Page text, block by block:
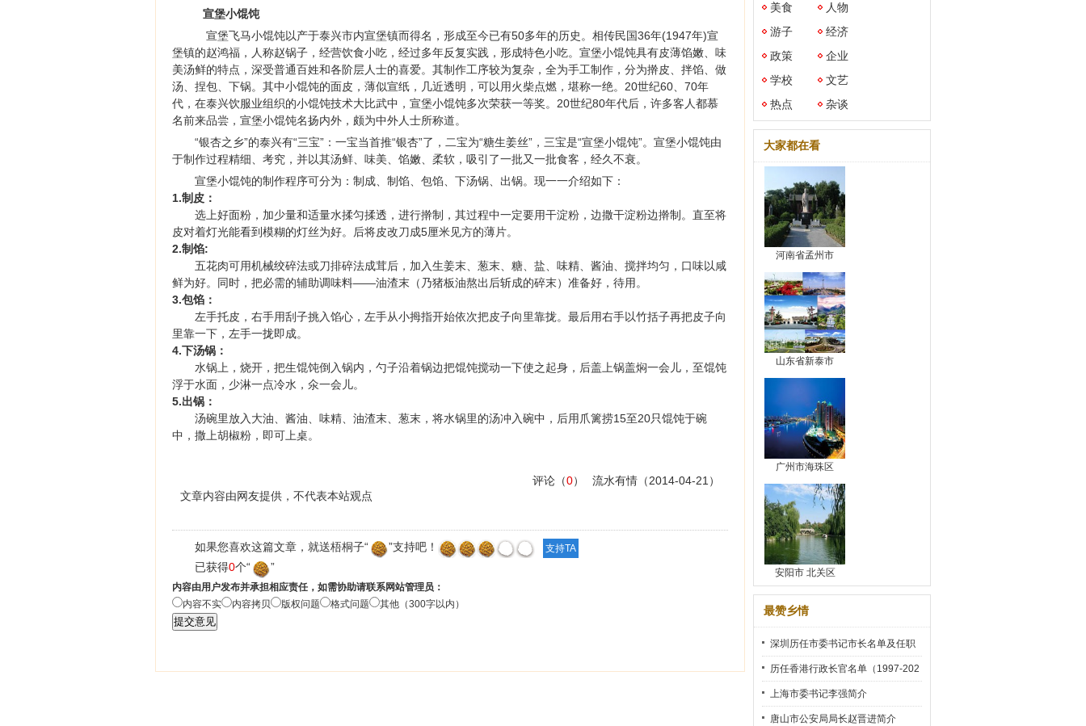
宣堡小馄饨
宣堡飞马小馄饨以产于泰兴市内宣堡镇而得名，形成至今已有50多年的历史。相传民国36年(1947年)宣
堡镇的赵鸿福，人称赵锅子，经营饮食小吃，经过多年反复实践，形成特色小吃。宣堡小馄饨具有皮薄馅嫩、味
美汤鲜的特点，深受普通百姓和各阶层人士的喜爱。其制作工序较为复杂，全为手工制作，分为擀皮、拌馅、做
汤、捏包、下锅。其中小馄饨的面皮，薄似宣纸，几近透明，可以用火柴点燃，堪称一绝。20世纪60、70年
代，在泰兴饮服业组织的小馄饨技术大比武中，宣堡小馄饨多次荣获一等奖。20世纪80年代后，许多客人都慕
名前来品尝，宣堡小馄饨名扬内外，颇为中外人士所称道。
“银杏之乡”的泰兴有“三宝”：一宝当首推“银杏”了，二宝为“糖生姜丝”，三宝是“宣堡小馄饨”。宣堡小馄饨由
于制作过程精细、考究，并以其汤鲜、味美、馅嫩、柔软，吸引了一批又一批食客，经久不衰。
宣堡小馄饨的制作程序可分为：制成、制馅、包馅、下汤锅、出锅。现一一介绍如下：
1.制皮：
选上好面粉，加少量和适量水揉匀揉透，进行擀制，其过程中一定要用干淀粉，边撒干淀粉边擀制。直至将
皮对着灯光能看到模糊的灯丝为好。后将皮改刀成5厘米见方的薄片。
2.制馅:
五花肉可用机械绞碎法或刀排碎法成茸后，加入生姜末、葱末、糖、盐、味精、酱油、搅拌均匀，口味以咸
鲜为好。同时，把必需的辅助调味料——油渣末（乃猪板油熬出后斩成的碎末）准备好，待用。
3.包馅：
左手托皮，右手用刮子挑入馅心，左手从小拇指开始依次把皮子向里靠拢。最后用右手以竹括子再把皮子向
里靠一下，左手一拢即成。
4.下汤锅：
水锅上，烧开，把生馄饨倒入锅内，勺子沿着锅边把馄饨搅动一下使之起身，后盖上锅盖焖一会儿，至馄饨
浮于水面，少淋一点冷水，氽一会儿。
5.出锅：
汤碗里放入大油、酱油、味精、油渣末、葱末，将水锅里的汤冲入碗中，后用爪篱捞15至20只馄饨于碗
中，撒上胡椒粉，即可上桌。
流水有情 （2014-04-21）
评论（0）
文章内容由网友提供，不代表本站观点
如果您喜欢这篇文章，就送梧桐子“
”支持吧！
已获得0个“ ”
内容由用户发布并承担相应责任，如需协助请联系网站管理员：
内容不实
内容拷贝 版权问题 格式问题 其他（300字以内）
美食
人物
游子
经济
政策
企业
学校
文艺
热点
杂谈
大家都在看
河南省孟州市
山东省新泰市
广州市海珠区
安阳市 北关区
最赞乡情
深圳历任市委书记市长名单及任职
时间
历任香港行政长官名单（1997-202
2）
上海市委书记李强简介
唐山市公安局局长赵晋进简介